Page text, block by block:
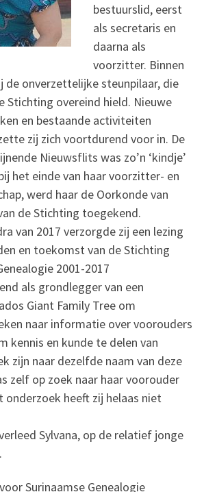
bestuurslid, eerst
als secretaris en
daarna als
voorzitter. Binnen
de onverzettelijke steunpilaar, die
Stichting overeind hield. Nieuwe
en bestaande activiteiten
zij zich voortdurend voor in. De
Nieuwsflits was zo’n ‘kindje’
het einde van haar voorzitter- en
werd haar de Oorkonde van
de Stichting toegekend.
van 2017 verzorgde zij een lezing
en toekomst van de Stichting
2001-2017
als grondlegger van een
Giant Family Tree om
naar informatie over voorouders
kennis en kunde te delen van
zijn naar dezelfde naam van deze
zelf op zoek naar haar voorouder
onderzoek heeft zij helaas niet
Sylvana, op de relatief jonge
Surinaamse Genealogie